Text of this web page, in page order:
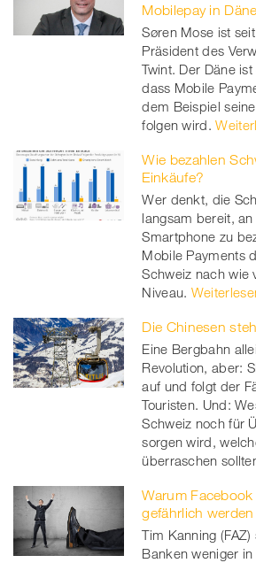
Mobilepay in
Søren Mose ist
Präsident des
Twint. Der Däne
dass Mobile
dem Beispiel
folgen wird.
Wie bezahlen
Einkäufe?
Wer denkt, die
langsam bereit,
Smartphone zu
Mobile Payments
Schweiz nach wie
Niveau.
Die Chinesen
Eine Bergbahn
Revolution, aber:
auf und folgt der
Touristen. Und:
Schweiz noch für
sorgen wird,
überraschen
Warum
gefährlich werden
Tim Kanning
Banken weniger